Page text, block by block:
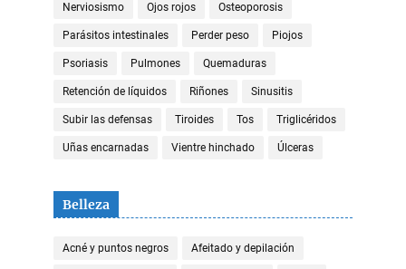
Nerviosismo Ojos rojos Osteoporosis
Parásitos intestinales Perder peso Piojos
Psoriasis Pulmones Quemaduras
Retención de líquidos Riñones Sinusitis
Subir las defensas Tiroides Tos Triglicéridos
Uñas encarnadas Vientre hinchado Úlceras
Belleza
Acné y puntos negros Afeitado y depilación